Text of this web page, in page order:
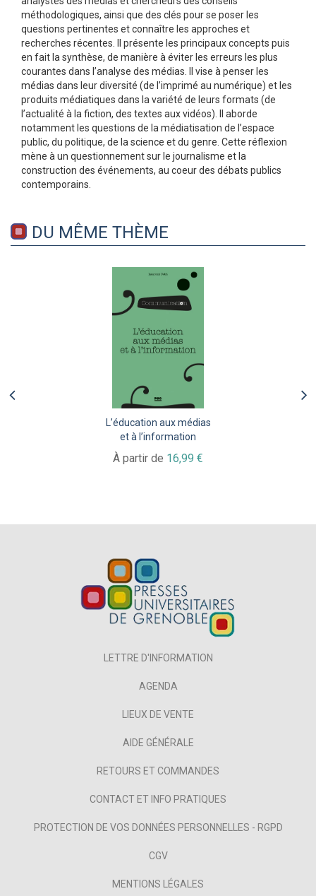
méthodologiques, ainsi que des clés pour se poser les
questions pertinentes et connaître les approches et
recherches récentes. Il présente les principaux concepts puis
en fait la synthèse, de manière à éviter les erreurs les plus
courantes dans l’analyse des médias. Il vise à penser les
médias dans leur diversité (de l’imprimé au numérique) et les
produits médiatiques dans la variété de leurs formats (de
l’actualité à la fiction, des textes aux vidéos). Il aborde
notamment les questions de la médiatisation de l’espace
public, du politique, de la science et du genre. Cette réflexion
mène à un questionnement sur le journalisme et la
construction des événements, au coeur des débats publics
contemporains.
DU MÊME THÈME
L’éducation aux médias
et à l’information
À partir de 16,99 €
LETTRE D'INFORMATION
AGENDA
LIEUX DE VENTE
AIDE GÉNÉRALE
RETOURS ET COMMANDES
CONTACT ET INFO PRATIQUES
PROTECTION DE VOS DONNÉES PERSONNELLES - RGPD
CGV
MENTIONS LÉGALES